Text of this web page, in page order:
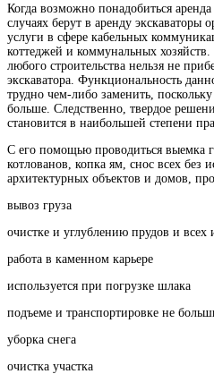
Когда возможно понадобиться
случаях берут в аренду экскаваторы
услуги в сфере кабельных
коттеджей и коммунальных
любого строительства нельзя не
экскаватора. Функциональность
трудно чем-либо заменить,
больше. Следственно, твердое
становится в наибольшей степени
С его помощью проводиться выемка
котлованов, копка ям, снос всех без
архитектурных объектов и домов,
вывоз груза
очистке и углублению прудов и всех
работа в каменном карьере
используется при погрузке шлака
подъеме и транспортировке не
уборка снега
очистка участка